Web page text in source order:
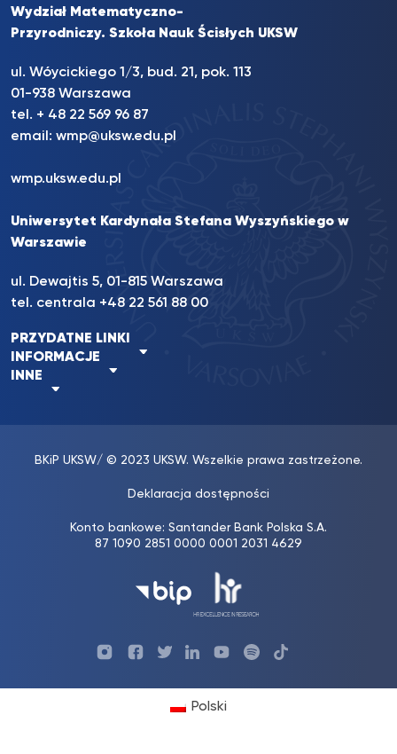
Wydział Matematyczno-
Przyrodniczy. Szkoła Nauk Ścisłych UKSW
ul. Wóycickiego 1/3, bud. 21, pok. 113
01-938 Warszawa
tel. + 48 22 569 96 87
email: wmp@uksw.edu.pl
wmp.uksw.edu.pl
Uniwersytet Kardynała Stefana Wyszyńskiego w
Warszawie
ul. Dewajtis 5, 01-815 Warszawa
tel. centrala +48 22 561 88 00
PRZYDATNE LINKI
INFORMACJE
INNE
BKiP UKSW/ © 2023 UKSW. Wszelkie prawa zastrzeżone.
Deklaracja dostępności
Konto bankowe: Santander Bank Polska S.A.
87 1090 2851 0000 0001 2031 4629
Profil ProfilProfilProfil UKSWProfilUKSW
Polski